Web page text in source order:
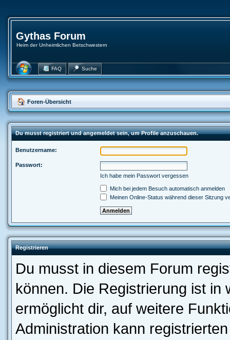
Gythas Forum
Heim der Unheimlichen Betschwestern
FAQ Suche
Foren-Übersicht
Du musst registriert und angemeldet sein, um Profile anzuschauen.
Benutzername:
Passwort:
Ich habe mein Passwort vergessen
Mich bei jedem Besuch automatisch anmelden
Meinen Online-Status während dieser Sitzung
Registrieren
Du musst in diesem Forum
können. Die Registrierung ist in
ermöglicht dir, auf weitere
Administration kann